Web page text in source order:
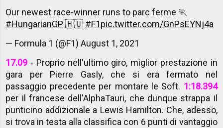
Our newest race-winner runs to parc ferme 🏃
#HungarianGP 🇭🇺 #F1pic.twitter.com/GnPsEYNj4a
— Formula 1 (@F1)August 1, 2021
17.09 - Proprio nell'ultimo giro, miglior prestazione in
gara per Pierre Gasly, che si era fermato nel
passaggio precedente per montare le Soft. 1:18.394
per il francese dell'AlphaTauri, che dunque strappa il
punticino addizionale a Lewis Hamilton. Che, adesso,
si trova in testa alla classifica con 6 punti di vantaggio